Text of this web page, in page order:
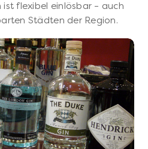
ist flexibel einlösbar – auch
Städten der Region.